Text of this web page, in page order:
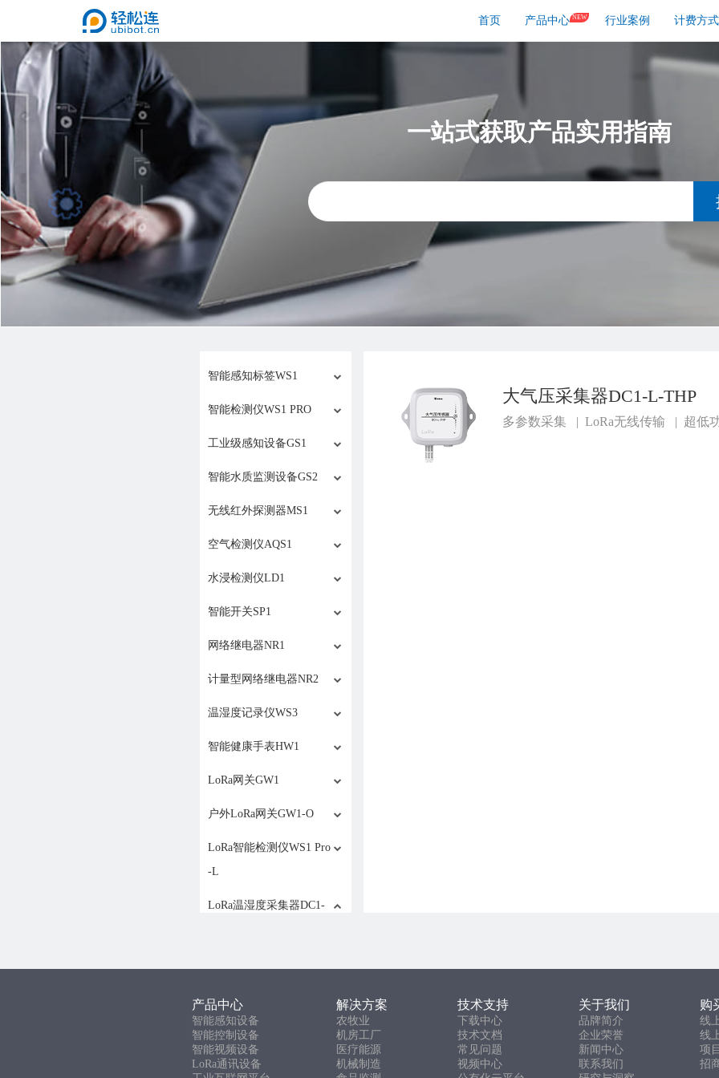
首页 产品中心 NEW 行业案例 计费方式
一站式获取产品实用指南
智能感知标签WS1
智能检测仪WS1 PRO
工业级感知设备GS1
智能水质监测设备GS2
无线红外探测器MS1
空气检测仪AQS1
水浸检测仪LD1
智能开关SP1
网络继电器NR1
计量型网络继电器NR2
温湿度记录仪WS3
智能健康手表HW1
LoRa网关GW1
户外LoRa网关GW1-O
LoRa智能检测仪WS1 Pro
-L
LoRa温湿度采集器DC1-
L-THP
产品介绍
大气压采集器DC1-L-THP
多参数采集 | LoRa无线传输 | 超低
产品中心 解决方案 技术支持 关于我们 购
智能感知设备 农牧业 下载中心 品牌简介
线
智能控制设备
机房工厂 技术文档 企业荣誉
线
智能视频设备
医疗能源 常见问题 新闻中心
项
LoRa通讯设备
机械制造 视频中心 联系我们
招